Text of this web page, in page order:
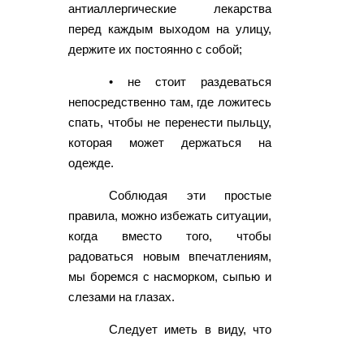
антиаллергические лекарства
перед каждым выходом на улицу,
держите их постоянно с собой;
• не стоит раздеваться
непосредственно там, где ложитесь
спать, чтобы не перенести пыльцу,
которая может держаться на
одежде.
Соблюдая эти простые
правила, можно избежать ситуации,
когда вместо того, чтобы
радоваться новым впечатлениям,
мы боремся с насморком, сыпью и
слезами на глазах.
Следует иметь в виду, что